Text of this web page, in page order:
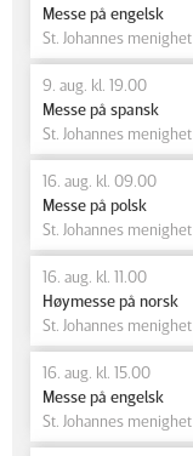
Messe på engelsk
St. Johannes menighet
9. aug. kl. 19.00
Messe på spansk
St. Johannes menighet
16. aug. kl. 09.00
Messe på polsk
St. Johannes menighet
16. aug. kl. 11.00
Høymesse på norsk
St. Johannes menighet
16. aug. kl. 15.00
Messe på engelsk
St. Johannes menighet